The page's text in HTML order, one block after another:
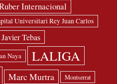
Internacional
Universitari Rey Juan Carlos
Javier Tebas
Naya LALIGA
Marc Murtra Montserrat